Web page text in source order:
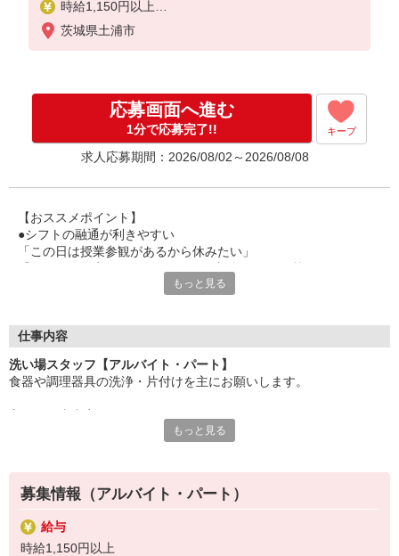
時給1,150円以上
試用期間中 時給1,150円以上(試用期間2ヶ月)
ます。
茨城県土浦市
応募画面へ進む
1分で応募完了!! キープ
求人応募期間：2026/08/02～2026/08/08
【おススメポイント】
●シフトの融通が利きやすい
「この日は授業参観があるから休みたい」
家庭や趣味の都合にも柔軟に対応しますので、お気軽にご相談く
●20代〜50代の幅広い年代のスタッフが活躍中
躍中
入社後は先輩たちが優しくフォローしながら進めますので、
安心してお仕事を始められます。
【会社について】
給食受託の外資系大手企業、コンパスグループ・ジャパン。
全国約1,500ヵ所で「コントラクトフードサービス」を展開して
います
もっと見る
仕事内容
洗い場スタッフ【アルバイト・パート】
食器や調理器具の洗浄・片付けを主にお願いします。
○食器や調理器具を機械で洗浄
機械の取り扱いは複雑な作業では無く、簡単なので、
未経験の方でも繰り返せばすぐに覚えることができますよ。
基本的にはコツコツと洗っていくことの繰り返しが業務なので、
そういったお仕事が得意な方にぴったりです。
もっと見る
募集情報（アルバイト・パート）
給与
時給1,150円以上